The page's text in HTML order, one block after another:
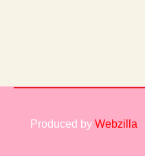
Produced by Webzilla